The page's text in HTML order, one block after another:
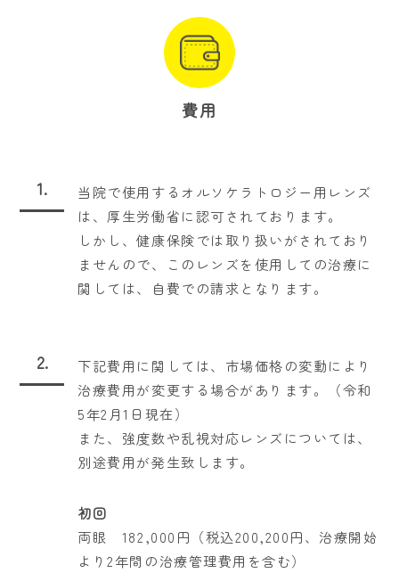
費用
1.
当院で使用するオルソケラトロジー用レンズ
は、厚生労働省に認可されております。
しかし、健康保険では取り扱いがされており
ませんので、このレンズを使用しての治療に
関しては、自費での請求となります。
2.
下記費用に関しては、市場価格の変動により
治療費用が変更する場合があります。（令和
5年2月1日現在）
また、強度数や乱視対応レンズについては、
別途費用が発生致します。
初回
両眼 182,000円（税込200,200円、治療開始
より2年間の治療管理費用を含む）